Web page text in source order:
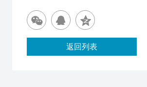
返回列表